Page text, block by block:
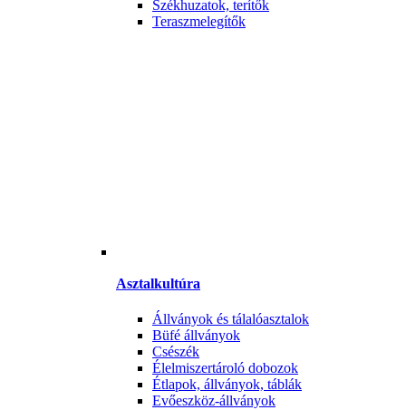
Székhuzatok, terítők
Teraszmelegítők
Asztalkultúra
Állványok és tálalóasztalok
Büfé állványok
Csészék
Élelmiszertároló dobozok
Étlapok, állványok, táblák
Evőeszköz-állványok